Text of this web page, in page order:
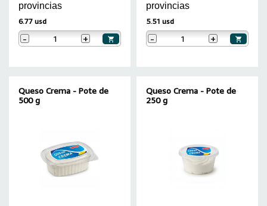
provincias
6.77 usd
- +
provincias
5.51 usd
- +
Queso Crema - Pote de
500 g
Queso Crema - Pote de
250 g